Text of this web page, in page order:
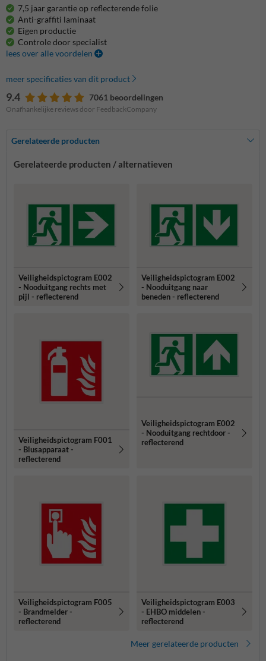
7,5 jaar garantie op reflecterende folie
Anti-graffiti laminaat
Eigen productie
Controle door specialist
lees over alle voordelen
meer specificaties van dit product
9.4 7061 beoordelingen
Onafhankelijke reviews door FeedbackCompany
Gerelateerde producten
Gerelateerde producten / alternatieven
Veiligheidspictogram E002
- Nooduitgang rechts met
pijl - reflecterend
Veiligheidspictogram E002
- Nooduitgang naar
beneden - reflecterend
Veiligheidspictogram F001
- Blusapparaat -
reflecterend
Veiligheidspictogram E002
- Nooduitgang rechtdoor -
reflecterend
Veiligheidspictogram F005
- Brandmelder -
reflecterend
Veiligheidspictogram E003
- EHBO middelen -
reflecterend
Meer gerelateerde producten